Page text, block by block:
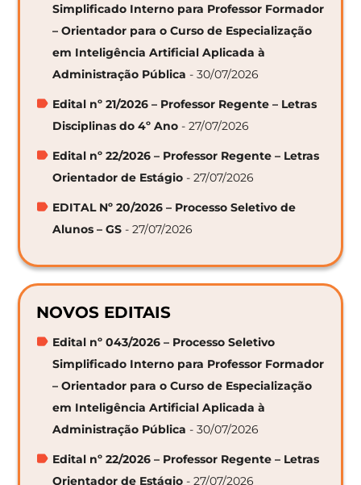
Simplificado Interno para Professor Formador
– Orientador para o Curso de Especialização
em Inteligência Artificial Aplicada à
Administração Pública - 30/07/2026
Edital nº 21/2026 – Professor Regente – Letras
Disciplinas do 4º Ano - 27/07/2026
Edital nº 22/2026 – Professor Regente – Letras
Orientador de Estágio - 27/07/2026
EDITAL Nº 20/2026 – Processo Seletivo de
Alunos – GS - 27/07/2026
NOVOS EDITAIS
Edital nº 043/2026 – Processo Seletivo
Simplificado Interno para Professor Formador
– Orientador para o Curso de Especialização
em Inteligência Artificial Aplicada à
Administração Pública - 30/07/2026
Edital nº 22/2026 – Professor Regente – Letras
Orientador de Estágio - 27/07/2026